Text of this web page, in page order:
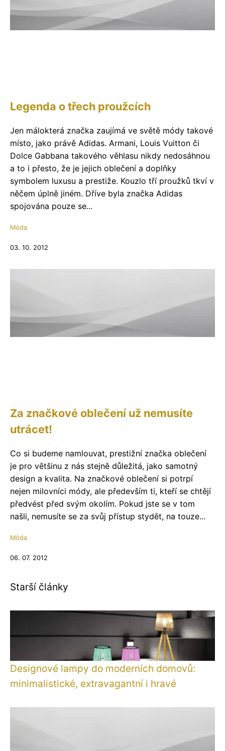
Legenda o třech proužcích
Jen málokterá značka zaujímá ve světě módy takové
místo, jako právě Adidas. Armani, Louis Vuitton či
Dolce Gabbana takového věhlasu nikdy nedosáhnou
a to i přesto, že je jejich oblečení a doplňky
symbolem luxusu a prestiže. Kouzlo tří proužků tkví v
něčem úplně jiném. Dříve byla značka Adidas
spojována pouze se...
Móda
03. 10. 2012
Za značkové oblečení už nemusíte
utrácet!
Co si budeme namlouvat, prestižní značka oblečení
je pro většinu z nás stejně důležitá, jako samotný
design a kvalita. Na značkové oblečení si potrpí
nejen milovníci módy, ale především ti, kteří se chtějí
předvést před svým okolím. Pokud jste se v tom
našli, nemusíte se za svůj přístup stydět, na touze...
Móda
06. 07. 2012
Starší články
Designové lampy do moderních domovů:
minimalistické, extravagantní i hravé